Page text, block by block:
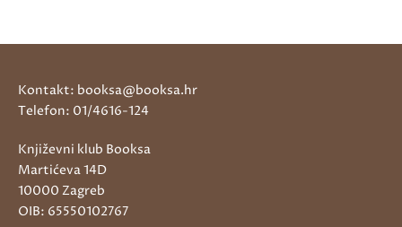
Kontakt: booksa@booksa.hr
Telefon: 01/4616-124
Književni klub Booksa
Martićeva 14D
10000 Zagreb
OIB: 65550102767